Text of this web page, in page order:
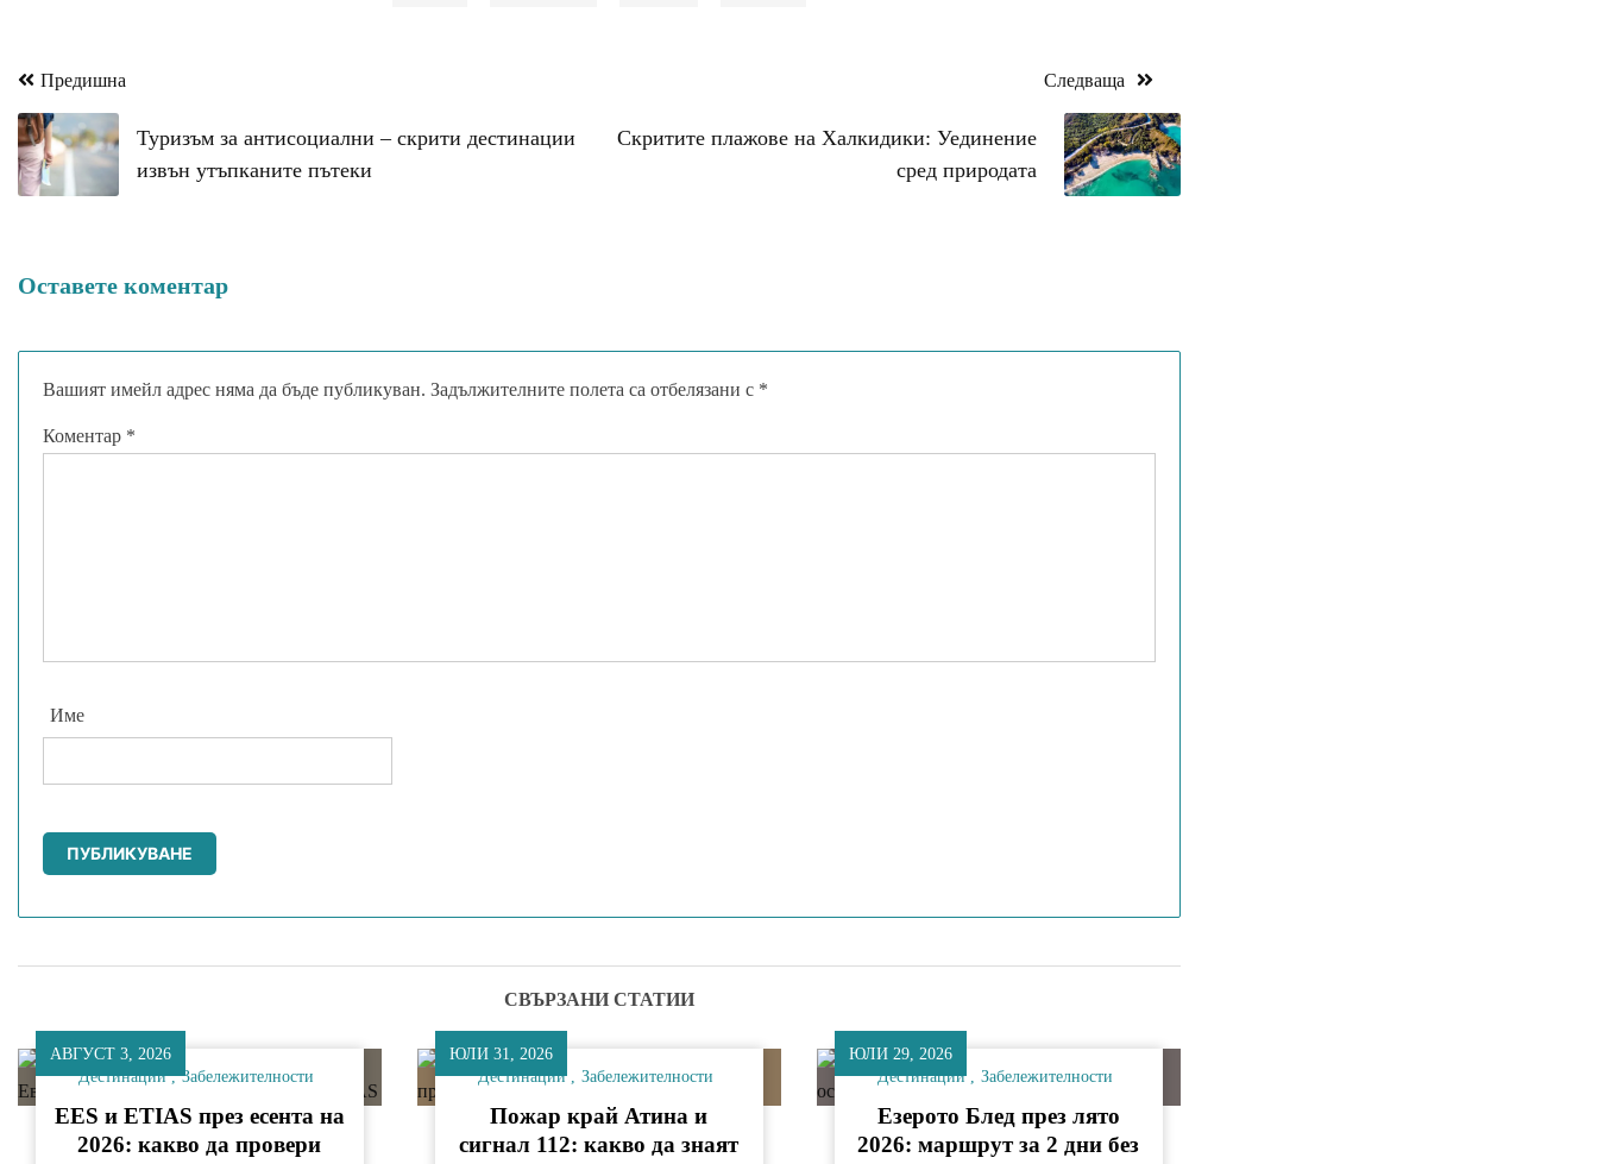
Навигация
Предишна
Туризъм за антисоциални – скрити дестинации
извън утъпканите пътеки
Следваща
Скритите плажове на Халкидики: Уединение
сред природата
Оставете коментар
Вашият имейл адрес няма да бъде публикуван. Задължителните полета са отбелязани с *
Коментар *
Име
СВЪРЗАНИ СТАТИИ
АВГУСТ 3, 2026
Дестинации
Забележителности
EES и ETIAS през есента на
2026: какво да провери
ЮЛИ 31, 2026
Дестинации
Забележителности
Пожар край Атина и
сигнал 112: какво да знаят
ЮЛИ 29, 2026
Дестинации
Забележителности
Езерото Блед през лято
2026: маршрут за 2 дни без